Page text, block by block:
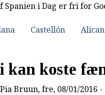
Spanien i Dag er fri for
Castellón
kan koste
Pia Bruun, fre, 08/01/2016 -